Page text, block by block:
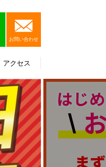
アクセス
お問い合わせ